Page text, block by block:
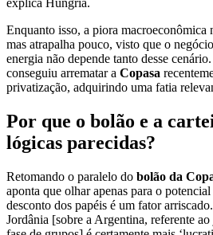
explica Hungria.
Enquanto isso, a piora macroeconômica
mas atrapalha pouco, visto que o
energia não depende tanto desse
conseguiu arrematar a Copasa
privatização, adquirindo uma fatia
Por que o bolão e a
lógicas parecidas?
Retomando o paralelo do bolão da
aponta que olhar apenas para o
desconto dos papéis é um fator
Jordânia [sobre a Argentina, referente